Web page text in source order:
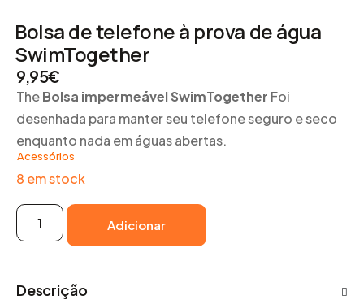
Bolsa de telefone à prova de água
SwimTogether
9,95€
TheBolsa impermeável SwimTogether Foi
desenhada para manter seu telefone seguro e seco
enquanto nada em águas abertas.
Acessórios
8 em stock
Adicionar
Descrição